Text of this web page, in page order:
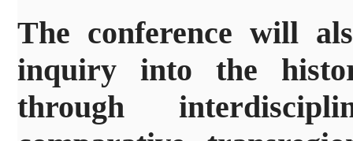
The conference will
inquiry into the
through